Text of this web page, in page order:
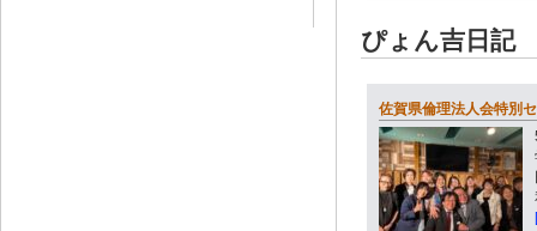
ぴょん吉日記
佐賀県倫理法人会特別